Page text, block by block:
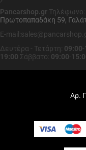
Pancarshop.gr Τηλέφωνο:
Πρωτοπαπαδάκη 59,
E-
Δευτέρα - Τετάρτη: 09:00-
19:00 Σάββατο: 09:00-
Αρ.